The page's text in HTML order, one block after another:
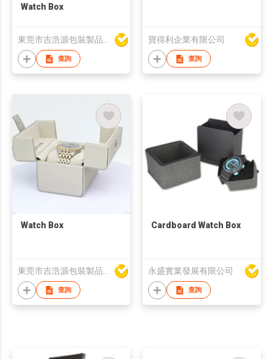
Watch Box
查詢
寶得利企業有限公司
查詢
Watch Box
東莞市吉浩源包裝製品有限公司
查詢
Cardboard Watch Box
永盛實業發展有限公司
查詢